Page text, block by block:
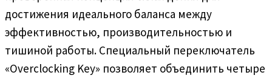
достижения идеального баланса между
эффективностью, производительностью и
тишиной работы. Специальный переключатель
«Overclocking Key» позволяет объединить четыре